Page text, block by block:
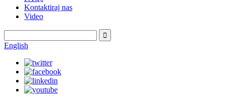
Kontaktiraj nas
Video
English